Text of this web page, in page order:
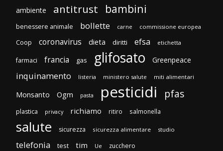
ambiente antitrust bambini
benessere animale bollette carne commissione europea
Coop coronavirus dieta diritti efsa etichetta
farmaci francia gas glifosato Greenpeace
inquinamento listeria ministero salute miti alimentari
Monsanto Ogm pasta pesticidi pfas
plastica privacy richiamo ritiro salmonella
salute sicurezza sicurezza alimentare studio
telefonia test tim Ue zucchero